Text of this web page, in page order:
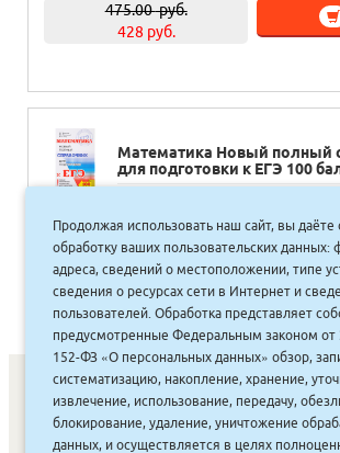
475.00руб.
428 руб.
Математика Новый полный
для подготовки к ЕГЭ 100
585.00руб.
527 руб.
СОНУННАР| КОМПАНИЯ ТУҺУНАН |
Продолжая использовать наш сайт, вы даёте
обработку ваших пользовательских данных:
адреса, сведений о местоположении, типе
сведения о ресурсах сети в Интернет и
пользователей. Обработка представляет
предусмотренные Федеральным законом от
152-ФЗ «О персональных данных» обзор,
систематизацию, накопление, хранение,
извлечение, использование, передачу,
блокирование, удаление, уничтожение
данных, и осуществляется в целях